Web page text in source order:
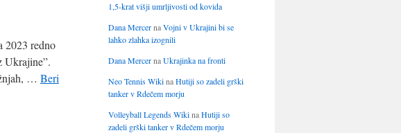
2023 redno
Ukrajine”.
… Beri
1,5-krat višji umrljivosti od kovida
Dana MercernaVojni v Ukrajini bi se
lahko zlahka izognili
Dana MercernaUkrajinka na fronti
Neo Tennis WikinaHutiji so zadeli grški
tanker v Rdečem morju
Volleyball Legends WikinaHutiji so
zadeli grški tanker v Rdečem morju